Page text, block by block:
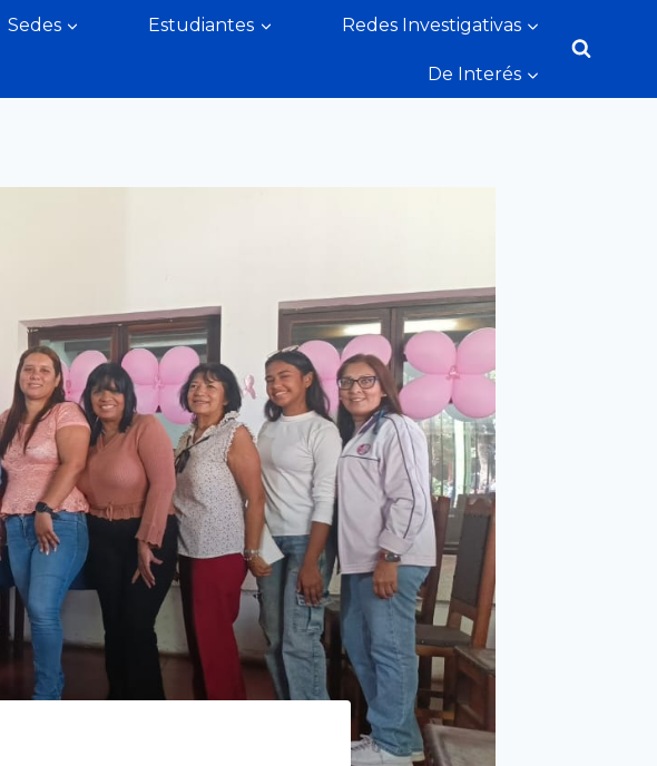
Sedes Estudiantes Redes Investigativas
De Interés